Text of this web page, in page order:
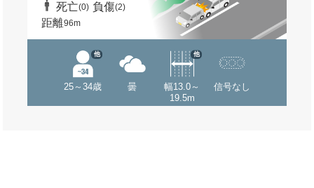
死亡(0) 負傷(2)
距離96m
25～34歳
他
曇
幅13.0～
19.5m
他
信号なし